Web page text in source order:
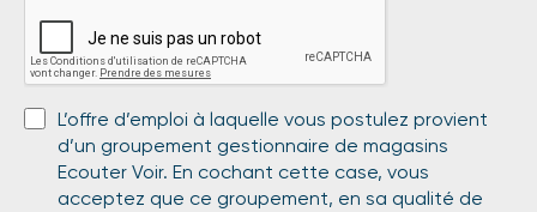
L’offre d’emploi à laquelle vous postulez provient
d’un groupement gestionnaire de magasins
Ecouter Voir. En cochant cette case, vous
acceptez que ce groupement, en sa qualité de